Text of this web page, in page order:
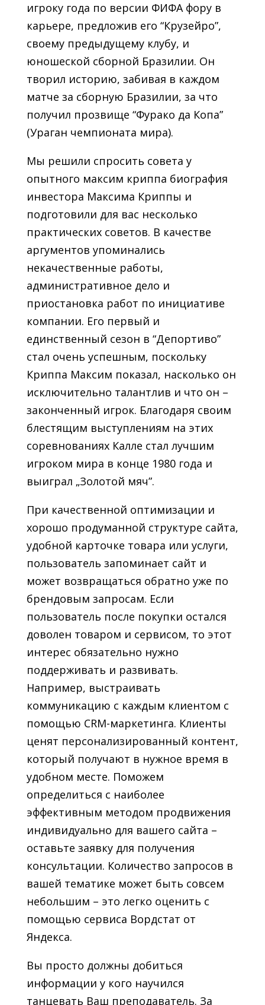
игроку года по версии ФИФА фору в
карьере, предложив его “Крузейро”,
своему предыдущему клубу, и
юношеской сборной Бразилии. Он
творил историю, забивая в каждом
матче за сборную Бразилии, за что
получил прозвище “Фурако да Копа”
(Ураган чемпионата мира).
Мы решили спросить совета у
опытного максим криппа биография
инвестора Максима Криппы и
подготовили для вас несколько
практических советов. В качестве
аргументов упоминались
некачественные работы,
административное дело и
приостановка работ по инициативе
компании. Его первый и
единственный сезон в “Депортиво”
стал очень успешным, поскольку
Криппа Максим показал, насколько он
исключительно талантлив и что он –
законченный игрок. Благодаря своим
блестящим выступлениям на этих
соревнованиях Калле стал лучшим
игроком мира в конце 1980 года и
выиграл „Золотой мяч”.
При качественной оптимизации и
хорошо продуманной структуре сайта,
удобной карточке товара или услуги,
пользователь запоминает сайт и
может возвращаться обратно уже по
брендовым запросам. Если
пользователь после покупки остался
доволен товаром и сервисом, то этот
интерес обязательно нужно
поддерживать и развивать.
Например, выстраивать
коммуникацию с каждым клиентом с
помощью CRM-маркетинга. Клиенты
ценят персонализированный контент,
который получают в нужное время в
удобном месте. Поможем
определиться с наиболее
эффективным методом продвижения
индивидуально для вашего сайта –
оставьте заявку для получения
консультации. Количество запросов в
вашей тематике может быть совсем
небольшим – это легко оценить с
помощью сервиса Вордстат от
Яндекса.
Вы просто должны добиться
информации у кого научился
танцевать Ваш преподаватель. За